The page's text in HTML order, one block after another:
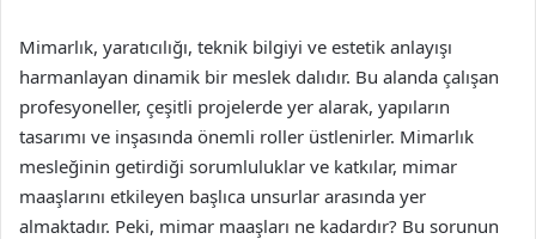
Mimarlık, yaratıcılığı, teknik bilgiyi ve estetik anlayışı
harmanlayan dinamik bir meslek dalıdır. Bu alanda çalışan
profesyoneller, çeşitli projelerde yer alarak, yapıların
tasarımı ve inşasında önemli roller üstlenirler. Mimarlık
mesleğinin getirdiği sorumluluklar ve katkılar, mimar
maaşlarını etkileyen başlıca unsurlar arasında yer
almaktadır. Peki, mimar maaşları ne kadardır? Bu sorunun